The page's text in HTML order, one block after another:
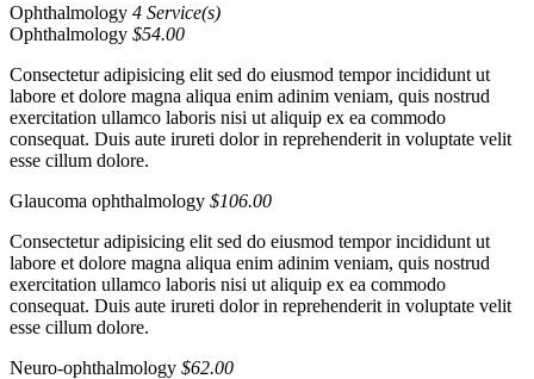
Ophthalmology 4 Service(s)
Ophthalmology $54.00
Consectetur adipisicing elit sed do eiusmod tempor incididunt ut
labore et dolore magna aliqua enim adinim veniam, quis nostrud
exercitation ullamco laboris nisi ut aliquip ex ea commodo
consequat. Duis aute irureti dolor in reprehenderit in voluptate velit
esse cillum dolore.
Glaucoma ophthalmology $106.00
Consectetur adipisicing elit sed do eiusmod tempor incididunt ut
labore et dolore magna aliqua enim adinim veniam, quis nostrud
exercitation ullamco laboris nisi ut aliquip ex ea commodo
consequat. Duis aute irureti dolor in reprehenderit in voluptate velit
esse cillum dolore.
Neuro-ophthalmology $62.00